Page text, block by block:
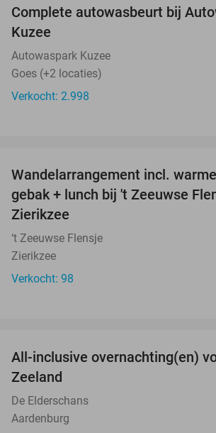
Complete autowasbeurt bij
Kuzee
Autowaspark Kuzee
Goes (+2 locaties)
Verkocht: 2.998
Wandelarrangement incl.
gebak + lunch bij 't Zeeuwse
Zierikzee
‘t Zeeuwse Flensje
Zierikzee
Verkocht: 98
All-inclusive overnachting(en)
Zeeland
De Elderschans
Aardenburg